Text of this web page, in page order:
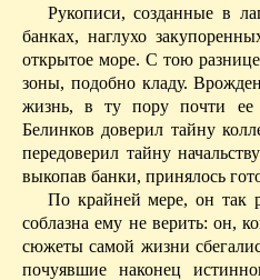
Рукописи, созданные в
банках, наглухо
открытое море. С тою
зоны, подобно кладу.
жизнь, в ту пору почти ее
Белинков до­ве­рил тайну
передоверил тайну
выкопав банки, принялось
По крайней мере, он так
соблаз­на ему не верить: он,
сюжеты самой жизни
почуявшие наконец